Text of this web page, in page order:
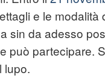
e le modalità
sin da adesso
può partecipare.
lupo.